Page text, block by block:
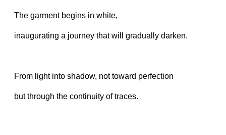
The garment begins in white,
inaugurating a journey that will gradually darken.
From light into shadow, not toward perfection
but through the continuity of traces.